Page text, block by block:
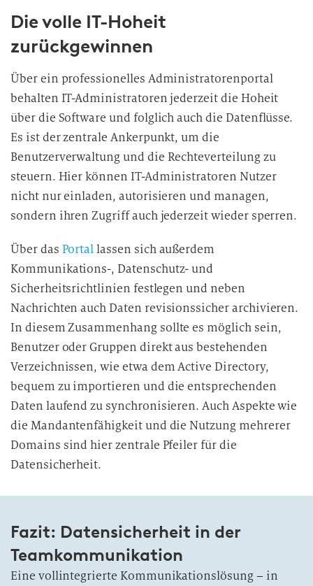
Die volle IT-Hoheit
zurückgewinnen
Über ein professionelles Administratorenportal
behalten IT-Administratoren jederzeit die Hoheit
über die Software und folglich auch die Datenflüsse.
Es ist der zentrale Ankerpunkt, um die
Benutzerverwaltung und die Rechteverteilung zu
steuern. Hier können IT-Administratoren Nutzer
nicht nur einladen, autorisieren und managen,
sondern ihren Zugriff auch jederzeit wieder sperren.
Über das Portallassen sich außerdem
Kommunikations-, Datenschutz- und
Sicherheitsrichtlinien festlegen und neben
Nachrichten auch Daten revisionssicher archivieren.
In diesem Zusammenhang sollte es möglich sein,
Benutzer oder Gruppen direkt aus bestehenden
Verzeichnissen, wie etwa dem Active Directory,
bequem zu importieren und die entsprechenden
Daten laufend zu synchronisieren. Auch Aspekte wie
die Mandantenfähigkeit und die Nutzung mehrerer
Domains sind hier zentrale Pfeiler für die
Datensicherheit.
Fazit: Datensicherheit in der
Teamkommunikation
Eine vollintegrierte Kommunikationslösung – in